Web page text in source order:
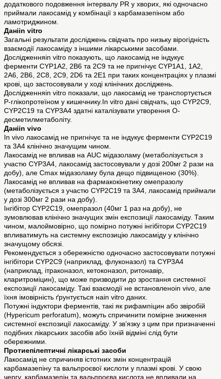
додаткового подовження інтервалу PR у хворих, які одночасно
приймали лакосамід у комбінації з карбамазепіном або
ламотриджином.
Даніin vitro
Загальні результати досліджень свідчать про низьку вірогідність
взаємодії лакосаміду з іншими лікарськими засобами.
Дослідженняin vitro показують, що лакосамід не індукує
ферменти CYP1A2, 2B6 та 2C9 та не пригнічує CYP1A1, 1A2,
2A6, 2B6, 2C8, 2C9, 2D6 та 2E1 при таких концентраціях у плазмі
крові, що застосовували у ході клінічних досліджень.
Дослідженняin vitro показали, що лакосамід не транспортується
Р-глікопротеїном у кишечнику.In vitro дані свідчать, що CYP2C9,
CYP2C19 та CYP3A4 здатні каталізувати утворення О-
десметилметаболіту.
Данііn vivo
Іn vivo лакосамід не пригнічує та не індукує ферменти CYP2C19
та 3А4 клінічно значущим чином.
Лакосамід не впливав на AUC мідазоламу (метаболізується з
участю CYP3A4, лакосамід застосовували у дозі 200мг 2 рази на
добу), але Cmax мідазоламу була дещо підвищеною (30%).
Лакосамід не впливав на фармакокінетику омепразолу
(метаболізується з участю CYP2C19 та 3A4, лакосамід приймали
у дозі 300мг 2 рази на добу).
Інгібітор CYP2C19, омепразол (40мг 1 раз на добу), не
зумовлював клінічно значущих змін експозиції лакосаміду. Таким
чином, малоймовірно, що помірно потужні інгібітори CYP2C19
впливатимуть на системну експозицію лакосаміду у клінічно
значущому обсязі.
Рекомендується з обережністю одночасно застосовувати потужні
інгібітори CYP2C9 (наприклад, флуконазол) та CYP3A4
(наприклад, ітраконазол, кетоконазол, ритонавір,
кларитроміцин), що може призводити до зростання системної
експозиції лакосаміду. Такі взаємодії не встановленоin vivo, але
їхня імовірність ґрунтується наin vitro даних.
Потужні індуктори ферментів, такі як рифампіцин або звіробій
(Hypericum perforatum), можуть спричинити помірне зниження
системної експозиції лакосаміду. У зв’язку з цим при призначенні
подібних лікарських засобів або їхній відміні слід бути
обережними.
Протиепілептичні лікарські засоби
Лакосамід не спричиняв істотних змін концентрацій
карбамазепіну та вальпроєвої кислоти у плазмі крові. У свою
чергу, карбамазепін та вальпроєва кислота не впливали на